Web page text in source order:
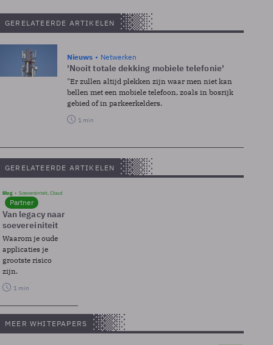
GERELATEERDE ARTIKELEN
Nieuws Netwerken
'Nooit totale dekking mobiele telefonie'
"Er zullen altijd plekken zijn waar men niet kan
bellen met een mobiele telefoon, zoals in bosrijk
gebied of in parkeerkelders.
1 min
GERELATEERDE ARTIKELEN
Blog Soevereinteit, Cloud
Partner
Van legacy naar
soevereiniteit
Waarom je oude
applicaties je
grootste risico
zijn.
1 min
MEER WHITEPAPERS